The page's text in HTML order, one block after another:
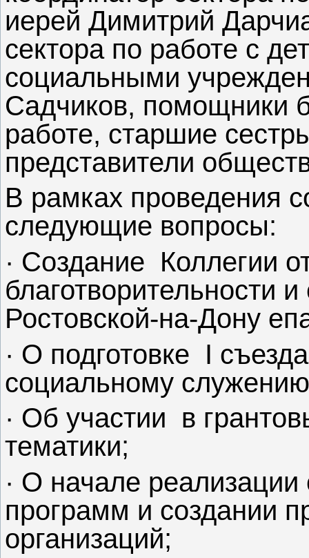
иерей Димитрий
сектора по работе с
социальными
Садчиков, помощники
работе, старшие
представители
В рамках проведения
следующие вопросы:
· Создание Коллегии
благотворительности
Ростовской-на-Дону
· О подготовке I
социальному
· Об участии в
тематики;
· О начале
программ и создании
организаций;